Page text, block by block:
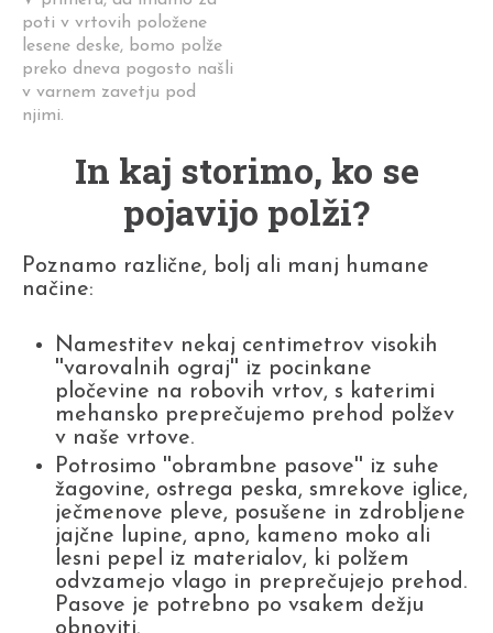
poti v vrtovih položene
lesene deske, bomo polže
preko dneva pogosto našli
v varnem zavetju pod
njimi.
In kaj storimo, ko se
pojavijo polži?
Poznamo različne, bolj ali manj humane
načine:
Namestitev nekaj centimetrov visokih
''varovalnih ograj'' iz pocinkane
pločevine na robovih vrtov, s katerimi
mehansko preprečujemo prehod polžev
v naše vrtove.
Potrosimo ''obrambne pasove'' iz suhe
žagovine, ostrega peska, smrekove iglice,
ječmenove pleve, posušene in zdrobljene
jajčne lupine, apno, kameno moko ali
lesni pepel iz materialov, ki polžem
odvzamejo vlago in preprečujejo prehod.
Pasove je potrebno po vsakem dežju